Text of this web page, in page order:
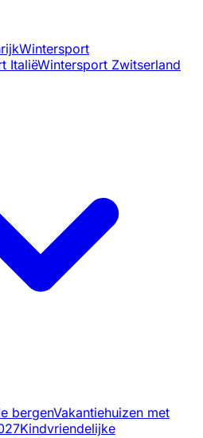
Wintersport
ItaliëWintersport Zwitserland
bergenVakantiehuizen met
Kindvriendelijke